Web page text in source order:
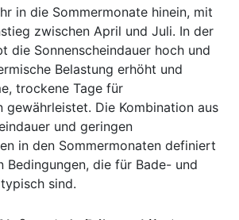
in die Sommermonate hinein, mit
zwischen April und Juli. In der
die Sonnenscheindauer hoch und
Belastung erhöht und
trockene Tage für
gewährleistet. Die Kombination aus
und geringen
in den Sommermonaten definiert
Bedingungen, die für Bade- und
sind.